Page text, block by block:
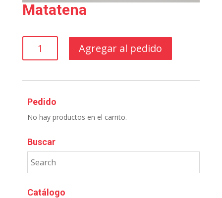
Matatena
cantidad
Agregar al pedido
Pedido
No hay productos en el carrito.
Buscar
Catálogo